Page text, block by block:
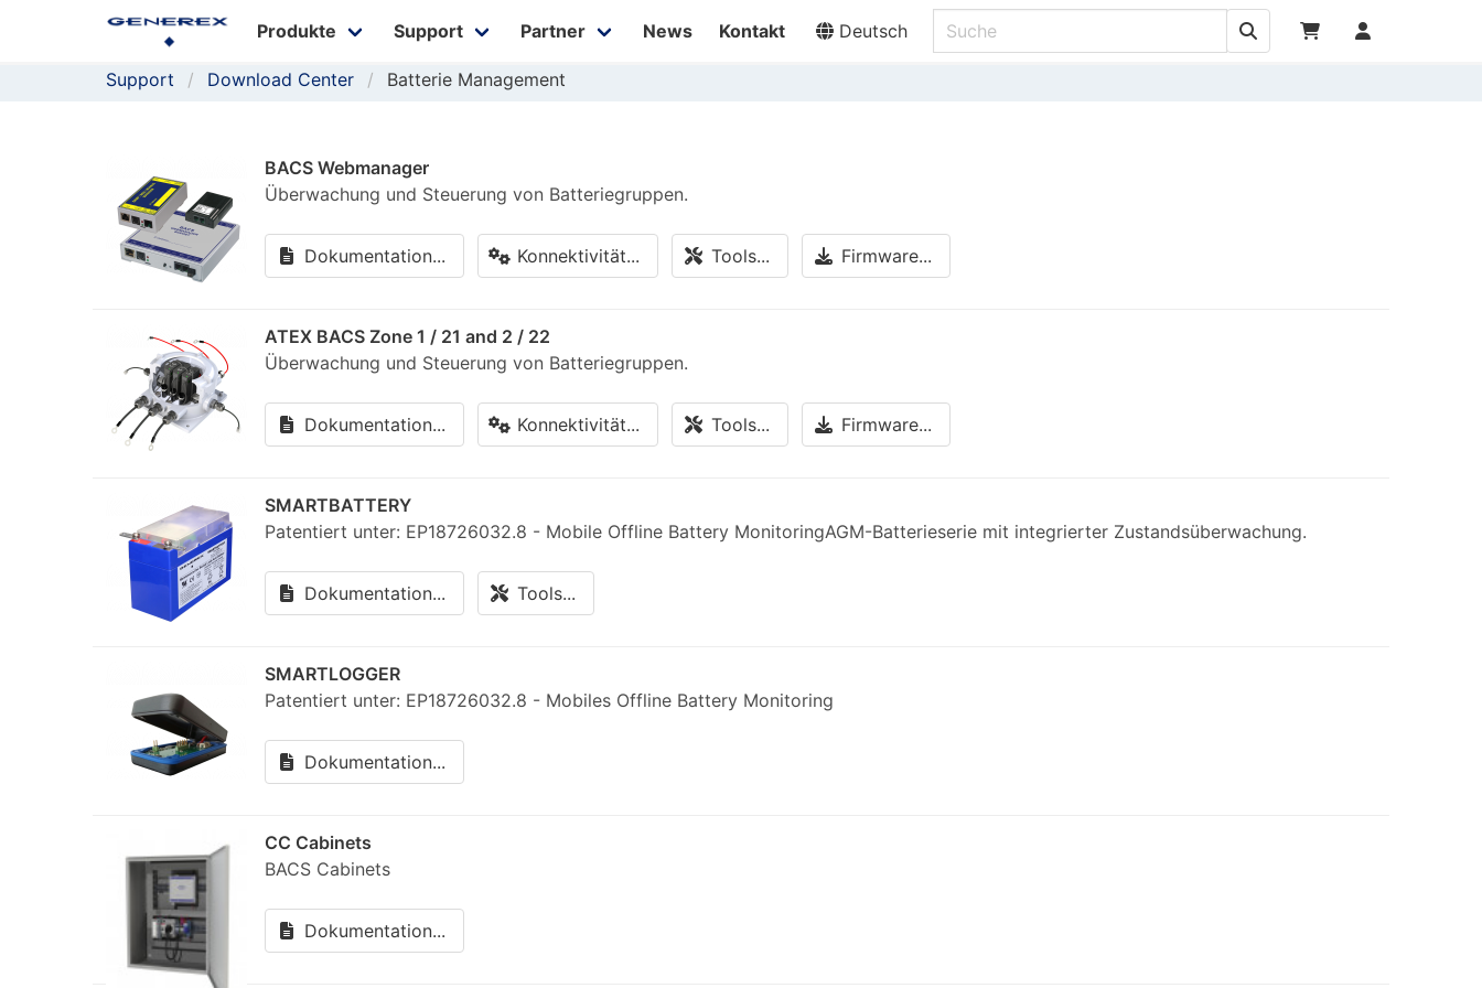
Produkte Support Partner News Kontakt Deutsch
Support Download Center Batterie Management
BACS Webmanager
Überwachung und Steuerung von Batteriegruppen.
Dokumentation... Konnektivität... Tools... Firmware...
ATEX BACS Zone 1 / 21 and 2 / 22
Überwachung und Steuerung von Batteriegruppen.
Dokumentation... Konnektivität... Tools... Firmware...
SMARTBATTERY
Patentiert unter: EP18726032.8 - Mobile Offline Battery MonitoringAGM-Batterieserie mit integrierter Zustandsüberwachung.
Dokumentation... Tools...
SMARTLOGGER
Patentiert unter: EP18726032.8 - Mobiles Offline Battery Monitoring
Dokumentation...
CC Cabinets
BACS Cabinets
Dokumentation...